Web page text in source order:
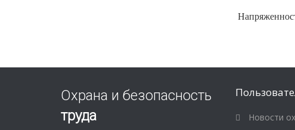
Охрана и безопасность
труда
Новости